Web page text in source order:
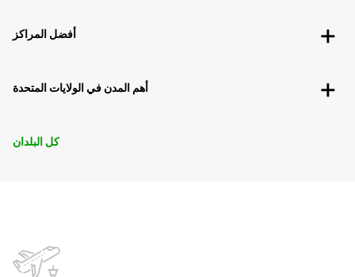
أفضل المراكز
أهم المدن في الولايات المتحدة
كل البلدان